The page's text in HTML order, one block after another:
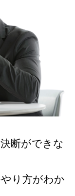
断ができな
り方がわか